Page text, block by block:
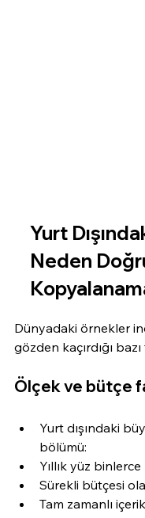
Yurt
Neden
Dünyadaki örnekler
gözden kaçırdığı
Ölçek ve bütçe
Yurt dışındaki
bölümü:
Yıllık yüz
Sürekli bütçesi
Tam zamanlı